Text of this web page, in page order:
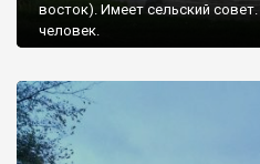
восток). Имеет сельский
человек.